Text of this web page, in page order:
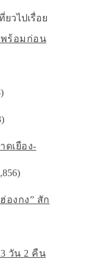
พร้อมก่อน
ดเยือง-
องกง” สัก
วัน 2 คืน